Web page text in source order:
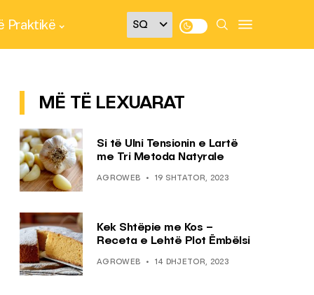
Praktikë
MË TË LEXUARAT
Si të Ulni Tensionin e Lartë
me Tri Metoda Natyrale
AGROWEB 19 SHTATOR, 2023
Kek Shtëpie me Kos –
Receta e Lehtë Plot Ëmbëlsi
AGROWEB 14 DHJETOR, 2023